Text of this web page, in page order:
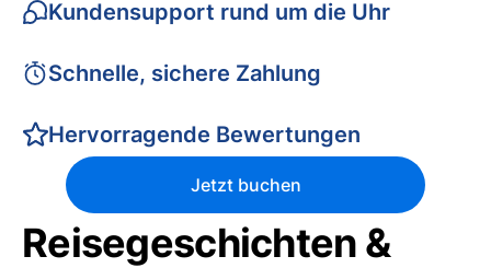
Kundensupport rund um die Uhr
Schnelle, sichere Zahlung
Hervorragende Bewertungen
Jetzt buchen
Reisegeschichten &